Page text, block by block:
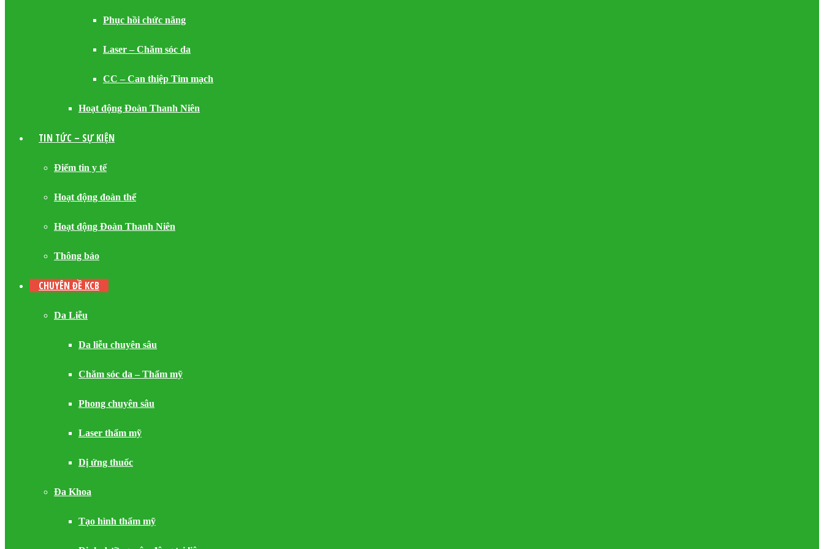
Phục hồi chức năng
Laser – Chăm sóc da
CC – Can thiệp Tim mạch
Hoạt động Đoàn Thanh Niên
TIN TỨC – SỰ KIỆN
Điểm tin y tế
Hoạt động đoàn thể
Hoạt động Đoàn Thanh Niên
Thông báo
CHUYÊN ĐỀ KCB
Da Liễu
Da liễu chuyên sâu
Chăm sóc da – Thẩm mỹ
Phong chuyên sâu
Laser thẩm mỹ
Dị ứng thuốc
Đa Khoa
Tạo hình thẩm mỹ